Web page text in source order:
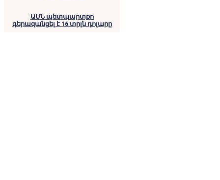
ԱՄՆ պետպարտքը
գերազանցել է 16 տրլն դոլարը